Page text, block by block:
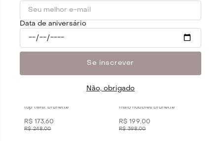
OFF
top twist brunette
R$ 173,60
R$ 248,00
OFF
maio hobbies brunette
R$ 199,00
R$ 398,00
Data de aniversário
Se inscrever
Não, obrigado